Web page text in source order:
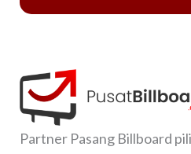
Partner Pasang Billboard